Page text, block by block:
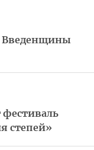
Введенщины
фестиваль
степей»